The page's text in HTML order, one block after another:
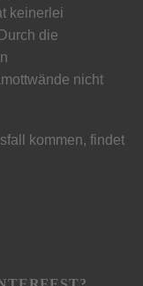
keinerlei
die
nicht
kommen, findet